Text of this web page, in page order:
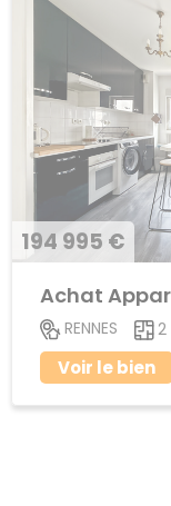
194 995 €
RENNES 2
Voir le bien